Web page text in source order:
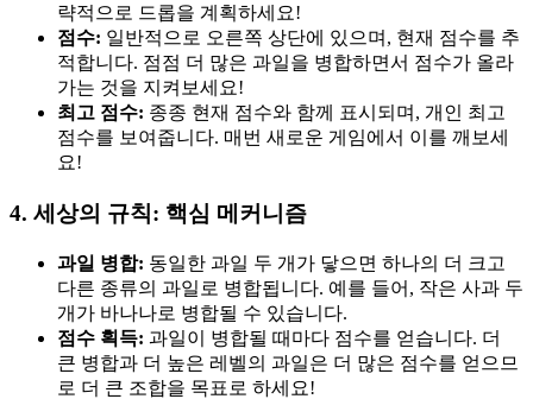
략적으로 드롭을 계획하세요!
점수: 일반적으로 오른쪽 상단에 있으며, 현재 점수를 추
적합니다. 점점 더 많은 과일을 병합하면서 점수가 올라
가는 것을 지켜보세요!
최고 점수: 종종 현재 점수와 함께 표시되며, 개인 최고
점수를 보여줍니다. 매번 새로운 게임에서 이를 깨보세
요!
4. 세상의 규칙: 핵심 메커니즘
과일 병합: 동일한 과일 두 개가 닿으면 하나의 더 크고
다른 종류의 과일로 병합됩니다. 예를 들어, 작은 사과 두
개가 바나나로 병합될 수 있습니다.
점수 획득: 과일이 병합될 때마다 점수를 얻습니다. 더
큰 병합과 더 높은 레벨의 과일은 더 많은 점수를 얻으므
로 더 큰 조합을 목표로 하세요!